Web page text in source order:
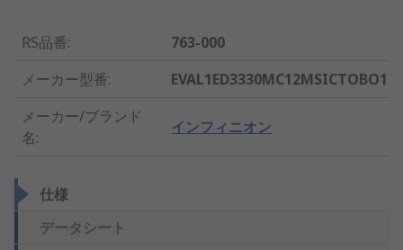
RS品番:
763-000
メーカー型番:
EVAL1ED3330MC12MSICTOBO1
メーカー/ブランド
名:
インフィニオン
仕様
データシート